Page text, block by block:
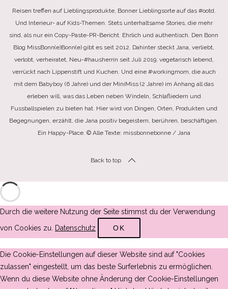
Reisen treffen auf Lieblingsprodukte, Bonner Lieblingsorte auf das #ootd.
Und Interieur- auf Kids-Themen. Stets unterhaltsame Stories, die mehr
sind, als nur ein Copy-Paste-PR-Bericht. Ehrlich und authentisch. Den Bonn
Blog MissBonn(e)Bonn(e) gibt es seit 2012. Dahinter steckt Jana, verliebt,
verlobt, verheiratet, Neu-#hausherrin seit Juli 2019, vegetarisch lebend,
verrückt nach Lippenstift und Kuchen. Und eine #workingmom, die auch
mit dem Babyboy (6 Jahre) und der MiniMiss (2 Jahre) im Anhang all das
erleben will, was das Leben neben Windeln, Schlafliedern und
Fussballspielen zu bieten hat. Hier wird von Dingen, Orten, Produkten und
Begegnungen, erzählt, die Jana positiv begeistern, berühren, beschäftigen.
Ein Happy-Place. © Alle Texte: missbonnebonne / Jana
Back to top
Durch die weitere Nutzung der Seite stimmst du der Verwendung
von Cookies zu. Datenschutz OK
Die Cookie-Einstellungen auf dieser Website sind auf "Cookies
zulassen" eingestellt, um das beste Surferlebnis zu ermöglichen.
Wenn du diese Website ohne Änderung der Cookie-Einstellungen